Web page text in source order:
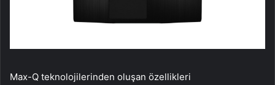
Max-Q teknolojilerinden oluşan özellikleri